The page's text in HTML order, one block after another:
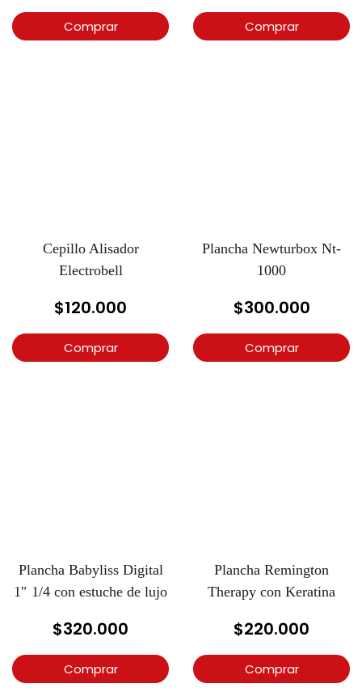
Comprar Comprar
Cepillo Alisador
Electrobell
$120.000
Comprar
Plancha Newturbox Nt-
1000
$300.000
Comprar
Plancha Babyliss Digital
1″ 1/4 con estuche de lujo
$320.000
Comprar
Plancha Remington
Therapy con Keratina
$220.000
Comprar